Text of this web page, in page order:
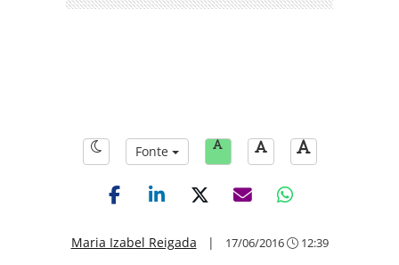
Fonte
Maria Izabel Reigada | 17/06/2016 12:39